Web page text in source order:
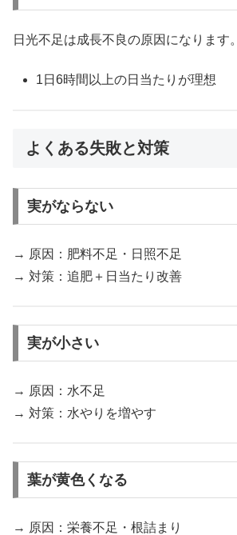
日光不足は成長不良の原因になります。
1日6時間以上の日当たりが理想
よくある失敗と対策
実がならない
→ 原因：肥料不足・日照不足
→ 対策：追肥＋日当たり改善
実が小さい
→ 原因：水不足
→ 対策：水やりを増やす
葉が黄色くなる
→ 原因：栄養不足・根詰まり